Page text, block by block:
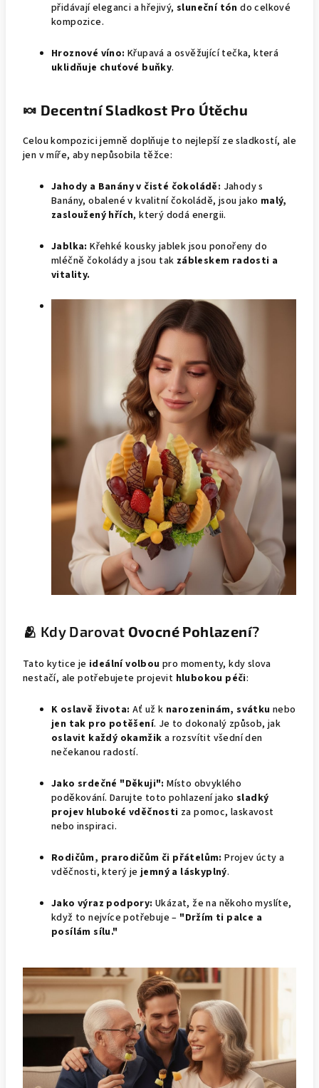
přidávají eleganci a hřejivý, sluneční tón do celkové
kompozice.
Hroznové víno: Křupavá a osvěžující tečka, která
uklidňuje chuťové buňky.
🍬 Decentní Sladkost Pro Útěchu
Celou kompozici jemně doplňuje to nejlepší ze sladkostí, ale
jen v míře, aby nepůsobila těžce:
Jahody a Banány v čisté čokoládě: Jahody s
Banány, obalené v kvalitní čokoládě, jsou jako malý,
zasloužený hřích, který dodá energii.
Jablka:Křehké kousky jablek jsou ponořeny do
mléčně čokolády a jsou tak zábleskem radosti a
vitality.
🫂 Kdy Darovat Ovocné Pohlazení?
Tato kytice je ideální volbou pro momenty, kdy slova
nestačí, ale potřebujete projevit hlubokou péči:
K oslavě života: Ať už k narozeninám, svátku nebo
jen tak pro potěšení. Je to dokonalý způsob, jak
oslavit každý okamžik a rozsvítit všední den
nečekanou radostí.
Jako srdečné "Děkuji": Místo obvyklého
poděkování. Darujte toto pohlazení jako sladký
projev hluboké vděčnosti za pomoc, laskavost
nebo inspiraci.
Rodičům, prarodičům či přátelům: Projev úcty a
vděčnosti, který jejemný a láskyplný.
Jako výraz podpory: Ukázat, že na někoho myslíte,
když to nejvíce potřebuje – "Držím ti palce a
posílám sílu."